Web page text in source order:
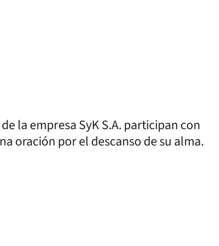
la empresa SyK S.A. participan con
oración por el descanso de su alma.